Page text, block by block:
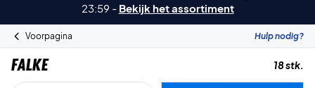
23:59 - Bekijk het assortiment
Voorpagina Hulp nodig?
Falke 18 stk.